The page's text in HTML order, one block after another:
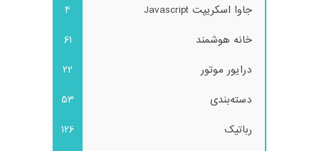
جاوا اسکریپت Javascript
4
خانه هوشمند
61
درایور موتور
22
دسته‌بندی
53
رباتیک
126